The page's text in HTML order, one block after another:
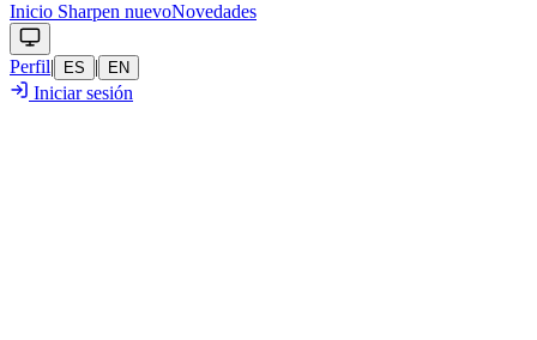
Inicio Sharpen nuevoNovedades
Perfil| ES | EN
Iniciar sesión